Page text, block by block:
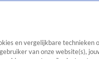
en vergelijkbare technieken
van onze website(s),